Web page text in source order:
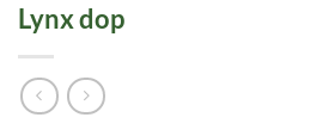
Lynx dop